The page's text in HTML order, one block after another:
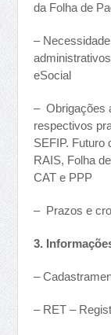
da Folha de
–
eSocial
– Obrigações
respectivos
SEFIP. Futuro
RAIS, Folha
CAT e PPP
– Prazos e
3.
–
– RET –